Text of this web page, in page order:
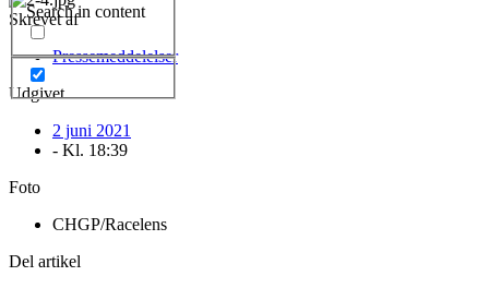
Search in content
Skrevet af
Pressemeddelelser
Udgivet
2 juni 2021
- Kl. 18:39
Foto
CHGP/Racelens
Del artikel